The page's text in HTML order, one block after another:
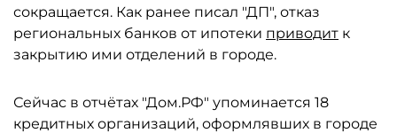
сокращается. Как ранее писал "ДП", отказ
региональных банков от ипотеки приводит к
закрытию ими отделений в городе.
Сейчас в отчётах "Дом.РФ" упоминается 18
кредитных организаций, оформлявших в городе